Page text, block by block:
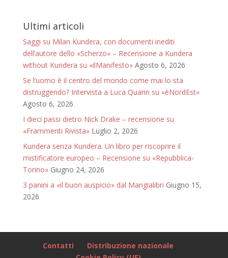
Ultimi articoli
Saggi su Milan Kundera, con documenti inediti
dell’autore dello «Scherzo» – Recensione a Kundera
without Kundera su «ilManifesto» Agosto 6, 2026
Se l’uomo è il centro del mondo come mai lo sta
distruggendo? Intervista a Luca Quarin su «èNordEst»
Agosto 6, 2026
I dieci passi dietro Nick Drake – recensione su
«Frammenti Rivista» Luglio 2, 2026
Kundera senza Kundera. Un libro per riscoprire il
mistificatore europeo – Recensione su «Repubblica-
Torino» Giugno 24, 2026
3 panini a «il buon auspicio» dal Mangialibri Giugno 15,
2026
Contatti
Distribuzione nazionale